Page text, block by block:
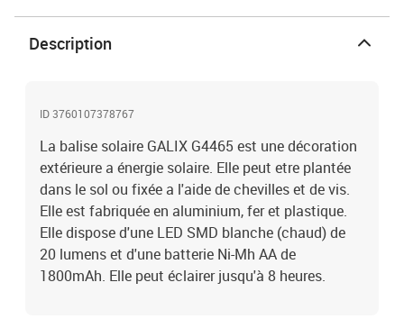
Description
ID 3760107378767
La balise solaire GALIX G4465 est une décoration
extérieure a énergie solaire. Elle peut etre plantée
dans le sol ou fixée a l'aide de chevilles et de vis.
Elle est fabriquée en aluminium, fer et plastique.
Elle dispose d'une LED SMD blanche (chaud) de
20 lumens et d'une batterie Ni-Mh AA de
1800mAh. Elle peut éclairer jusqu'à 8 heures.